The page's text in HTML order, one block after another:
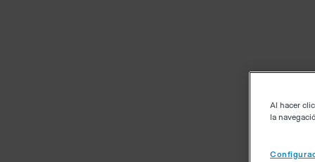
Al hacer clic
la